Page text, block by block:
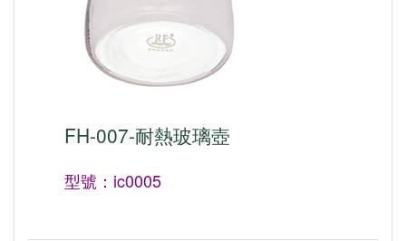
FH-007-耐熱玻璃壺
型號：ic0005